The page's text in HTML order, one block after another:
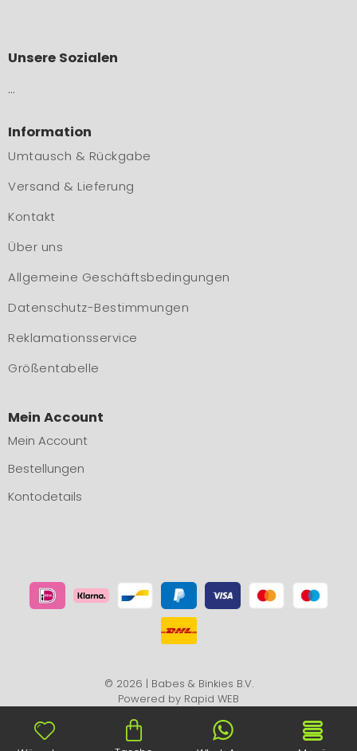
Unsere Sozialen
…
Information
Umtausch & Rückgabe
Versand & Lieferung
Kontakt
Über uns
Allgemeine Geschäftsbedingungen
Datenschutz-Bestimmungen
Reklamationsservice
Größentabelle
Mein Account
Mein Account
Bestellungen
Kontodetails
© 2026 | Babes & Binkies B.V.
Powered by Rapid WEB